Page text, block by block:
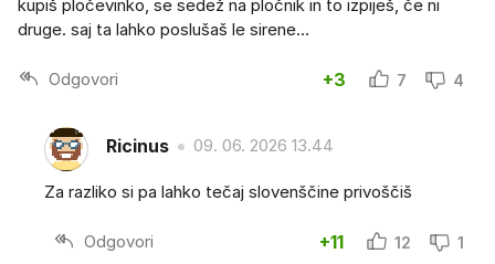
kupiš pločevinko, se sedež na pločnik in to izpiješ, če ni
druge. saj ta lahko poslušaš le sirene...
Odgovori +3 7 4
Ricinus 09. 06. 2026 13.44
Za razliko si pa lahko tečaj slovenščine privoščiš
Odgovori +11 12 1